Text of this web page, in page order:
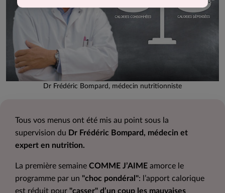
Dr Frédéric Bompard, médecin nutritionniste
Tous vos menus ont été mis au point sous la
supervision du Dr Frédéric Bompard, médecin et
expert en nutrition.
La première semaine COMME J’AIME amorce le
programme par un "choc pondéral": l’apport calorique
est réduit pour "casser" d’un coup les mauvaises